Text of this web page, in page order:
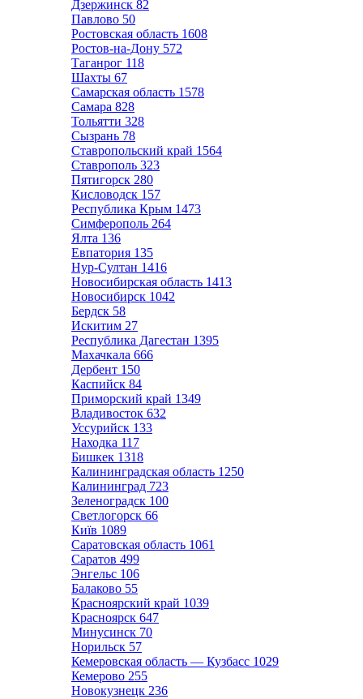
Дзержинск 82
Павлово 50
Ростовская область 1608
Ростов-на-Дону 572
Таганрог 118
Шахты 67
Самарская область 1578
Самара 828
Тольятти 328
Сызрань 78
Ставропольский край 1564
Ставрополь 323
Пятигорск 280
Кисловодск 157
Республика Крым 1473
Симферополь 264
Ялта 136
Евпатория 135
Нур-Султан 1416
Новосибирская область 1413
Новосибирск 1042
Бердск 58
Искитим 27
Республика Дагестан 1395
Махачкала 666
Дербент 150
Каспийск 84
Приморский край 1349
Владивосток 632
Уссурийск 133
Находка 117
Бишкек 1318
Калининградская область 1250
Калининград 723
Зеленоградск 100
Светлогорск 66
Київ 1089
Саратовская область 1061
Саратов 499
Энгельс 106
Балаково 55
Красноярский край 1039
Красноярск 647
Минусинск 70
Норильск 57
Кемеровская область — Кузбасс 1029
Кемерово 255
Новокузнецк 236